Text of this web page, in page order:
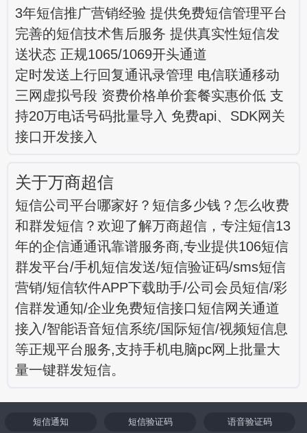
3年短信推广营销经验 提供免费短信管理平台
完善的短信技术售后服务 提供真实性短信发
送状态 正规1065/1069开头通道
定时发送上行回复通讯录管理 电信联通移动
三网虚拟号段 资费价格单价套餐实惠价低 支
持20万电话号码批量导入 免费api、SDK网关
接口开发接入
关于万商超信
短信公司平台哪家好？短信多少钱？怎么收费
和群发短信？欢迎了解万商超信，专注短信13
年的企信通通讯靠谱服务商,专业提供106短信
群发平台/手机短信发送/短信验证码/sms短信
营销/短信软件APP下载助手/公司会员短信/彩
信群发通知/企业免费短信接口短信网关通道
接入/智能语音短信系统/国际短信/视频短信息
等正规平台服务,支持手机电脑pc网上批量大
量一键群发短信。
短信通知 短信验证码 语音验证码